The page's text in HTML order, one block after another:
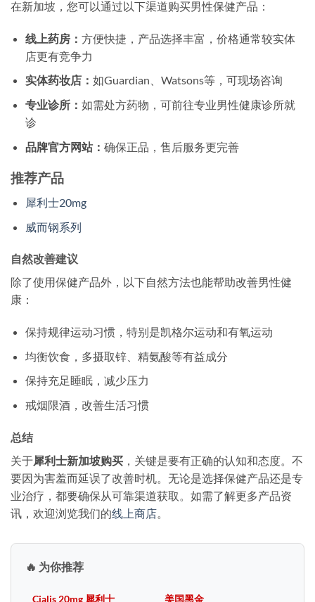
在新加坡，您可以通过以下渠道购买男性保健产品：
线上药房： 方便快捷，产品选择丰富，价格通常较实体
店更有竞争力
实体药妆店： 如Guardian、Watsons等，可现场咨询
专业诊所： 如需处方药物，可前往专业男性健康诊所就
诊
品牌官方网站： 确保正品，售后服务更完善
推荐产品
犀利士20mg
威而钢系列
自然改善建议
除了使用保健产品外，以下自然方法也能帮助改善男性健
康：
保持规律运动习惯，特别是凯格尔运动和有氧运动
均衡饮食，多摄取锌、精氨酸等有益成分
保持充足睡眠，减少压力
戒烟限酒，改善生活习惯
总结
关于犀利士新加坡购买 ，关键是要有正确的认知和态度。不
要因为害羞而延误了改善时机。无论是选择保健产品还是专
业治疗，都要确保从可靠渠道获取。如需了解更多产品资
讯，欢迎浏览我们的线上商店
🔥 为你推荐
Cialis 20mg 犀利士 美国黑金